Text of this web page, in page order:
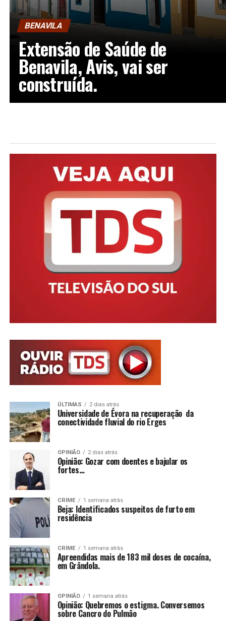
BENAVILA
Extensão de Saúde de
Benavila, Avis, vai ser
construída.
ÚLTIMAS 2 dias atrás
Universidade de Évora na recuperação da
conectividade fluvial do rio Erges
OPINIÃO 2 dias atrás
Opinião: Gozar com doentes e bajular os
fortes…
CRIME 1 semana atrás
Beja: Identificados suspeitos de furto em
residência
CRIME 1 semana atrás
Apreendidas mais de 183 mil doses de cocaína,
em Grândola.
OPINIÃO 1 semana atrás
Opinião: Quebremos o estigma. Conversemos
sobre Cancro do Pulmão